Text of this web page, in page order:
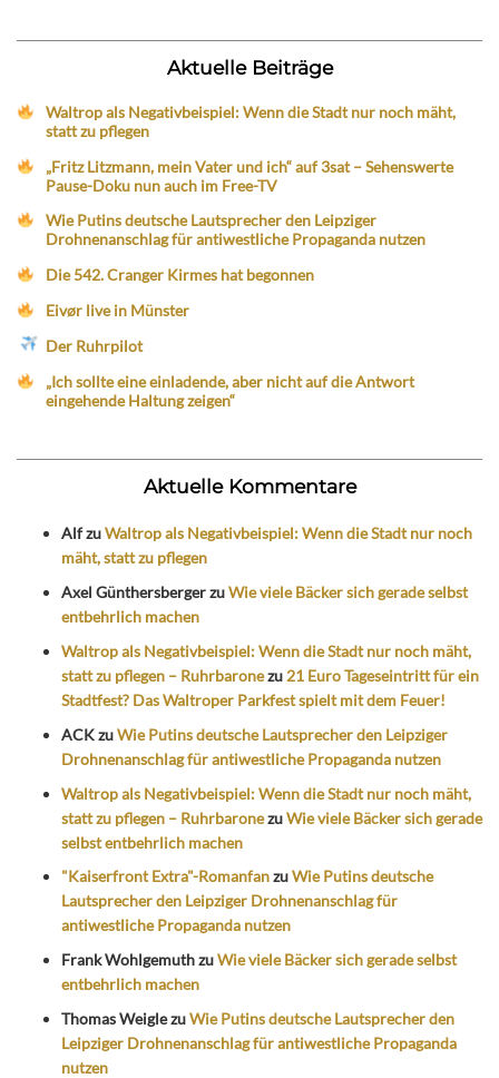
Aktuelle Beiträge
Waltrop als Negativbeispiel: Wenn die Stadt nur noch mäht,
statt zu pflegen
„Fritz Litzmann, mein Vater und ich“ auf 3sat – Sehenswerte
Pause-Doku nun auch im Free-TV
Wie Putins deutsche Lautsprecher den Leipziger
Drohnenanschlag für antiwestliche Propaganda nutzen
Die 542. Cranger Kirmes hat begonnen
Eivør live in Münster
Der Ruhrpilot
„Ich sollte eine einladende, aber nicht auf die Antwort
eingehende Haltung zeigen“
Aktuelle Kommentare
AlfzuWaltrop als Negativbeispiel: Wenn die Stadt nur noch
mäht, statt zu pflegen
Axel GünthersbergerzuWie viele Bäcker sich gerade selbst
entbehrlich machen
Waltrop als Negativbeispiel: Wenn die Stadt nur noch mäht,
statt zu pflegen – Ruhrbaronezu 21 Euro Tageseintritt für ein
Stadtfest? Das Waltroper Parkfest spielt mit dem Feuer!
ACKzuWie Putins deutsche Lautsprecher den Leipziger
Drohnenanschlag für antiwestliche Propaganda nutzen
Waltrop als Negativbeispiel: Wenn die Stadt nur noch mäht,
statt zu pflegen – RuhrbaronezuWie viele Bäcker sich gerade
selbst entbehrlich machen
"Kaiserfront Extra"-RomanfanzuWie Putins deutsche
Lautsprecher den Leipziger Drohnenanschlag für
antiwestliche Propaganda nutzen
Frank WohlgemuthzuWie viele Bäcker sich gerade selbst
entbehrlich machen
Thomas WeiglezuWie Putins deutsche Lautsprecher den
Leipziger Drohnenanschlag für antiwestliche Propaganda
nutzen